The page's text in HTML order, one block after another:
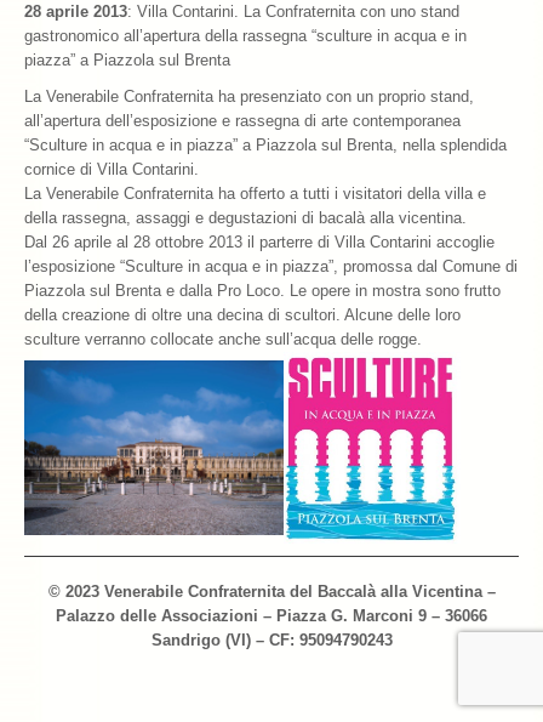
I Vini Consigliati
La Confraternita
Archivio 2019
Archivio 2018
Archivio 2017
Archivio 2010-2016
Archivio Confraternita del Bacalà
Bacalà Club
Sulla Rotta del Bacalà – Via Querinissima
La Ricetta
Contatti
28 aprile 2013: Villa Contarini. La Confraternita con uno stand
gastronomico all’apertura della rassegna “sculture in acqua e in
piazza” a Piazzola sul Brenta
La Venerabile Confraternita ha presenziato con un proprio stand,
all’apertura dell’esposizione e rassegna di arte contemporanea
“Sculture in acqua e in piazza” a Piazzola sul Brenta, nella splendida
cornice di Villa Contarini.
La Venerabile Confraternita ha offerto a tutti i visitatori della villa e
della rassegna, assaggi e degustazioni di bacalà alla vicentina.
Dal 26 aprile al 28 ottobre 2013 il parterre di Villa Contarini accoglie
l’esposizione “Sculture in acqua e in piazza”, promossa dal Comune di
Piazzola sul Brenta e dalla Pro Loco. Le opere in mostra sono frutto
della creazione di oltre una decina di scultori. Alcune delle loro
sculture verranno collocate anche sull’acqua delle rogge.
© 2023 Venerabile Confraternita del Baccalà alla Vicentina –
Palazzo delle Associazioni – Piazza G. Marconi 9 – 36066
Sandrigo (VI) – CF: 95094790243